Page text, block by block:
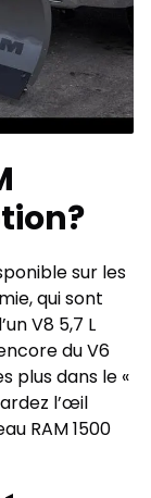
sur les
qui sont
V8 5,7 L
du V6
plus dans le «
l’œil
RAM 1500